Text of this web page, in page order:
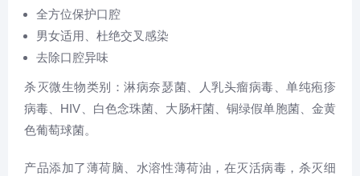
全方位保护口腔
男女适用、杜绝交叉感染
去除口腔异味
杀灭微生物类别：淋病奈瑟菌、人乳头瘤病毒、单纯疱疹
病毒、HIV、白色念珠菌、大肠杆菌、铜绿假单胞菌、金黄
色葡萄球菌。
产品添加了薄荷脑、水溶性薄荷油，在灭活病毒，杀灭细